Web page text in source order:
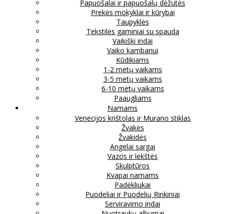
Papuošalai ir papuošalų dėžutės
Prekės mokyklai ir kūrybai
Taupyklės
Tekstilės gaminiai su spauda
Vaikiški indai
Vaiko kambariui
Kūdikiams
1-2 metų vaikams
3-5 metų vaikams
6-10 metų vaikams
Paaugliams
Namams
Venecijos krištolas ir Murano stiklas
Žvakės
Žvakidės
Angelai sargai
Vazos ir lėkštės
Skulptūros
Kvapai namams
Padėkliukai
Puodeliai ir Puodelių Rinkiniai
Serviravimo indai